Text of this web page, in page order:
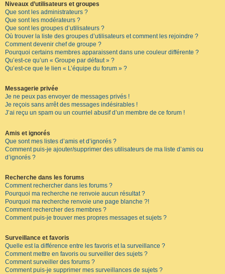
Niveaux d’utilisateurs et groupes
Que sont les administrateurs ?
Que sont les modérateurs ?
Que sont les groupes d’utilisateurs ?
Où trouver la liste des groupes d’utilisateurs et comment les rejoindre ?
Comment devenir chef de groupe ?
Pourquoi certains membres apparaissent dans une couleur différente ?
Qu’est-ce qu’un « Groupe par défaut » ?
Qu’est-ce que le lien « L’équipe du forum » ?
Messagerie privée
Je ne peux pas envoyer de messages privés !
Je reçois sans arrêt des messages indésirables !
J’ai reçu un spam ou un courriel abusif d’un membre de ce forum !
Amis et ignorés
Que sont mes listes d’amis et d’ignorés ?
Comment puis-je ajouter/supprimer des utilisateurs de ma liste d’amis ou
d’ignorés ?
Recherche dans les forums
Comment rechercher dans les forums ?
Pourquoi ma recherche ne renvoie aucun résultat ?
Pourquoi ma recherche renvoie une page blanche ?!
Comment rechercher des membres ?
Comment puis-je trouver mes propres messages et sujets ?
Surveillance et favoris
Quelle est la différence entre les favoris et la surveillance ?
Comment mettre en favoris ou surveiller des sujets ?
Comment surveiller des forums ?
Comment puis-je supprimer mes surveillances de sujets ?